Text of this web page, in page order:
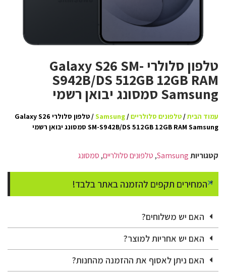
טלפון סלולרי Galaxy S26 SM-
S942B/DS 512GB 12GB RAM
Samsung סמסונג יבואן רשמי
עמוד הבית/טלפונים סלולריים/
Samsung
/ טלפון סלולרי Galaxy S26
SM-S942B/DS 512GB 12GB RAM Samsung סמסונג יבואן רשמי
קטגוריותSamsung
, טלפונים סלולריים, סמסונג
* המחירים תקפים להזמנה באתר בלבד!
×
האם יש משלוחים?
האם יש אחריות למוצר?
האם ניתן לאסוף את ההזמנה מהחנות?